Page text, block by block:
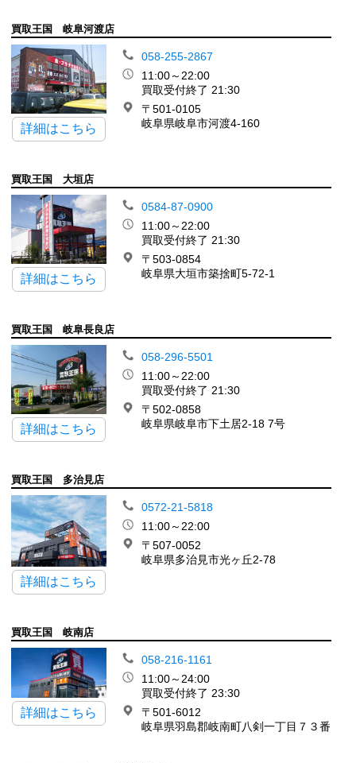
買取王国 岐阜河渡店
詳細はこちら
058-255-2867
11:00～22:00
買取受付終了 21:30
〒501-0105
岐阜県岐阜市河渡4-160
買取王国 大垣店
詳細はこちら
0584-87-0900
11:00～22:00
買取受付終了 21:30
〒503-0854
岐阜県大垣市築捨町5-72-1
買取王国 岐阜長良店
詳細はこちら
058-296-5501
11:00～22:00
買取受付終了 21:30
〒502-0858
岐阜県岐阜市下土居2-18 7号
買取王国 多治見店
詳細はこちら
0572-21-5818
11:00～22:00
〒507-0052
岐阜県多治見市光ヶ丘2-78
買取王国 岐南店
詳細はこちら
058-216-1161
11:00～24:00
買取受付終了 23:30
〒501-6012
岐阜県羽島郡岐南町八剣一丁目７３番